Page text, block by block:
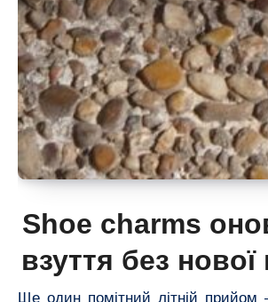
Shoe charms
взуття без нової
Ще один помітний літній